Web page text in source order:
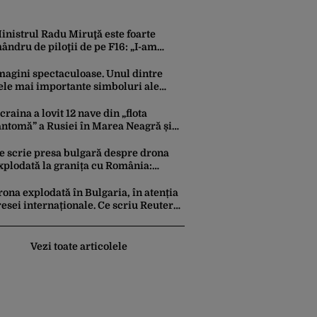
Radu Miruţă este foarte
de piloţii de pe F16: „I-am
spectaculoase. Unul dintre
mai importante simboluri ale
Palatului Universității
a lovit 12 nave din „flota
a Rusiei în Marea Neagră și
Bilanțul a ajuns la 218
scrie presa bulgară despre drona
la granița cu România:
explodată în Bulgaria, în atenția
internaționale. Ce scriu Reuters,
Vezi toate articolele